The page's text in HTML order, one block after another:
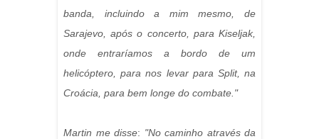
banda, incluindo a mim mesmo, de
Sarajevo, após o concerto, para Kiseljak,
onde entraríamos a bordo de um
helicóptero, para nos levar para Split, na
Croácia, para bem longe do combate."
Martin me disse: "No caminho através da